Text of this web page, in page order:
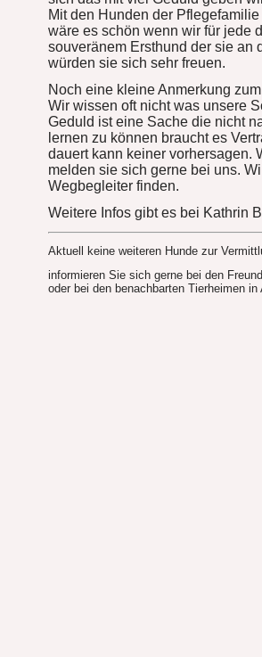
Mit den Hunden der
wäre es schön wenn wir für jede
souveränem Ersthund der sie an
würden sie sich sehr freuen.
Noch eine kleine Anmerkung
Wir wissen oft nicht was unsere
Geduld ist eine Sache die nicht
lernen zu können braucht es
dauert kann keiner vorhersagen.
melden sie sich gerne bei uns.
Wegbegleiter finden.
Weitere Infos gibt es bei Kathrin
Aktuell keine weiteren Hunde zur
informieren Sie sich gerne bei den
oder bei den benachbarten Tierheimen